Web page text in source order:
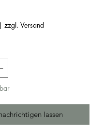
| zzgl. Versand
lassen